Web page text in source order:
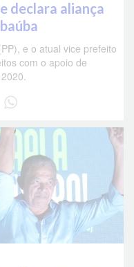
declara aliança
e o atual vice prefeito
com o apoio de